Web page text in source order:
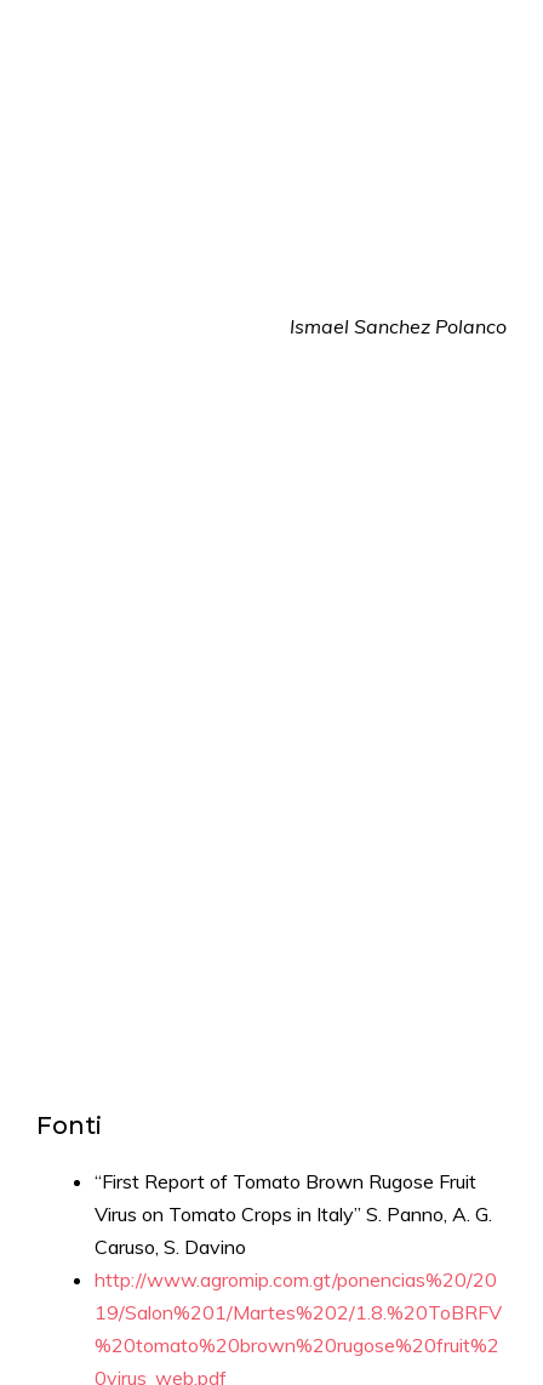
Ismael Sanchez Polanco
Fonti
“First Report of Tomato Brown Rugose Fruit
Virus on Tomato Crops in Italy” S. Panno, A. G.
Caruso, S. Davino
http://www.agromip.com.gt/ponencias%20/20
19/Salon%201/Martes%202/1.8.%20ToBRFV
%20tomato%20brown%20rugose%20fruit%2
0virus_web.pdf